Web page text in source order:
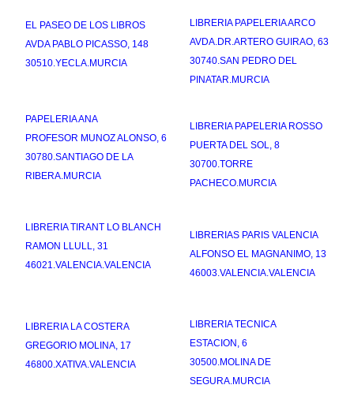
EL PASEO DE LOS LIBROS
AVDA PABLO PICASSO, 148
30510.YECLA.MURCIA
LIBRERIA PAPELERIA ARCO
AVDA.DR.ARTERO GUIRAO, 63
30740.SAN PEDRO DEL
PINATAR.MURCIA
PAPELERIA ANA
PROFESOR MUNOZ ALONSO, 6
30780.SANTIAGO DE LA
RIBERA.MURCIA
LIBRERIA PAPELERIA ROSSO
PUERTA DEL SOL, 8
30700.TORRE
PACHECO.MURCIA
LIBRERIA TIRANT LO BLANCH
RAMON LLULL, 31
46021.VALENCIA.VALENCIA
LIBRERIAS PARIS VALENCIA
ALFONSO EL MAGNANIMO, 13
46003.VALENCIA.VALENCIA
LIBRERIA LA COSTERA
GREGORIO MOLINA, 17
46800.XATIVA.VALENCIA
LIBRERIA TECNICA
ESTACION, 6
30500.MOLINA DE
SEGURA.MURCIA